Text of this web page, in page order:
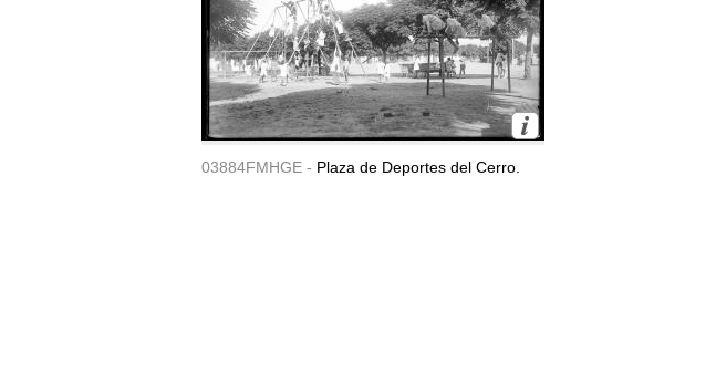
03884FMHGE - Plaza de Deportes del Cerro.